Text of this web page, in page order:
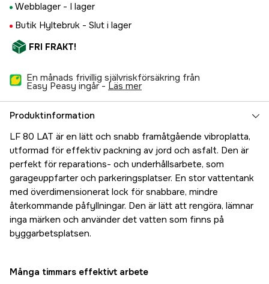
Webblager - I lager
Butik Hyltebruk - Slut i lager
FRI FRAKT!
En månads frivillig självriskförsäkring från
Easy Peasy ingår - läs mer
Produktinformation
LF 80 LAT är en lätt och snabb framåtgående vibroplatta,
utformad för effektiv packning av jord och asfalt. Den är
perfekt för reparations- och underhållsarbete, som
garageuppfarter och parkeringsplatser. En stor vattentank
med överdimensionerat lock för snabbare, mindre
återkommande påfyllningar. Den är lätt att rengöra, lämnar
inga märken och använder det vatten som finns på
byggarbetsplatsen.
Många timmars effektivt arbete